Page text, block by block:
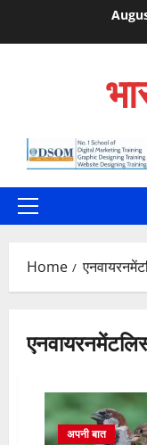
Primary
Home
अपनी बात